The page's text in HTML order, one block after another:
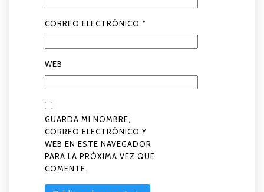
CORREO ELECTRÓNICO *
WEB
GUARDA MI NOMBRE,
CORREO ELECTRÓNICO Y
WEB EN ESTE NAVEGADOR
PARA LA PRÓXIMA VEZ QUE
COMENTE.